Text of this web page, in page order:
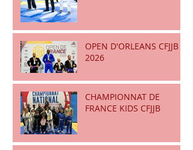
OPEN D'ORLEANS CFJJB
2026
CHAMPIONNAT DE
FRANCE KIDS CFJJB